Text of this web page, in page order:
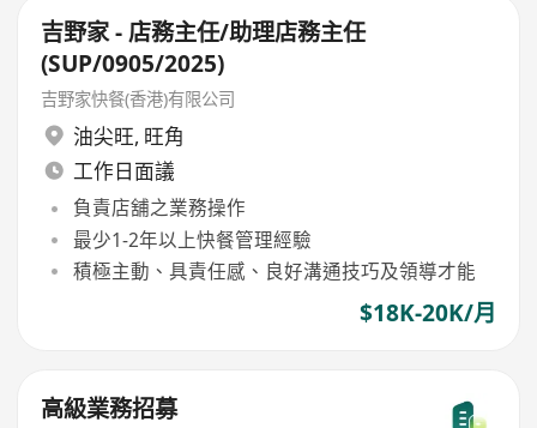
吉野家 - 店務主任/助理店務主任
(SUP/0905/2025)
吉野家快餐(香港)有限公司
油尖旺, 旺角
工作日面議
負責店舖之業務操作
最少1-2年以上快餐管理經驗
積極主動、具責任感、良好溝通技巧及領導才能
$18K-20K/月
高級業務招募